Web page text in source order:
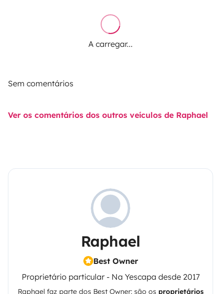
A carregar...
Sem comentários
Ver os comentários dos outros veículos de Raphael
Raphael
Best Owner
Proprietário particular - Na Yescapa desde 2017
Raphaelfaz parte dos Best Owner: são os proprietários